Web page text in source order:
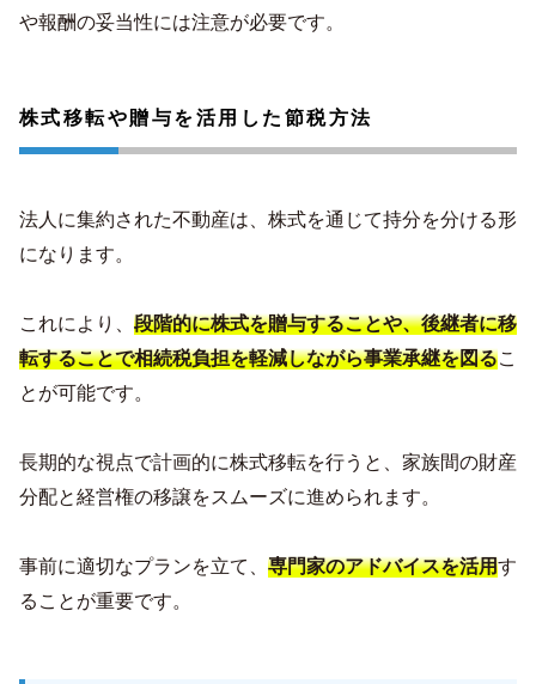
や報酬の妥当性には注意が必要です。
株式移転や贈与を活用した節税方法
法人に集約された不動産は、株式を通じて持分を分ける形
になります。
これにより、 段階的に株式を贈与することや、後継者に移
転することで相続税負担を軽減しながら事業承継を図るこ
とが可能です。
長期的な視点で計画的に株式移転を行うと、家族間の財産
分配と経営権の移譲をスムーズに進められます。
事前に適切なプランを立て、 専門家のアドバイスを活用す
ることが重要です。